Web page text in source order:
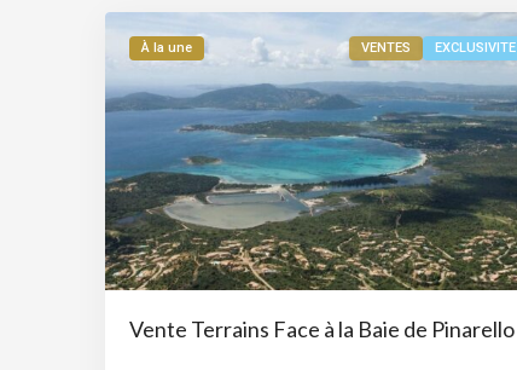
À la une VENTES EXCLUSIVITE
Vente Terrains Face à la Baie de Pinarello